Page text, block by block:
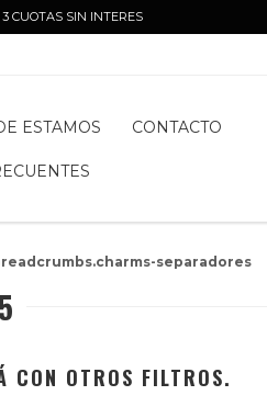
CUOTAS SIN INTERES
ESTAMOS CONTACTO
separadores
CON OTROS FILTROS.